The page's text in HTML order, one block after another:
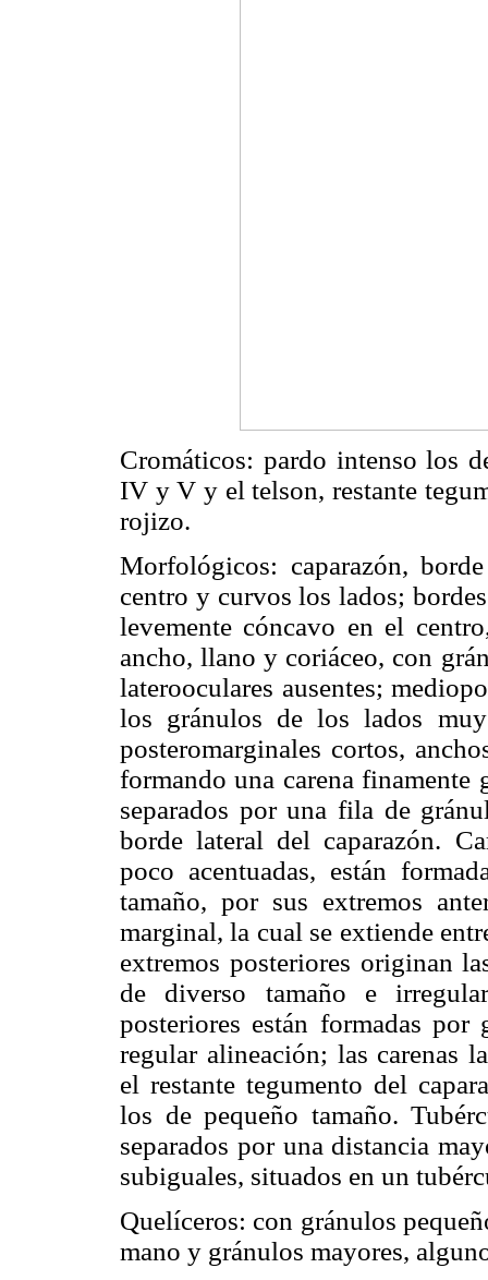
Cromáticos: pardo intenso los
IV y V y el telson, restante
rojizo.
Morfológicos: caparazón,
centro y curvos los lados;
levemente cóncavo en el
ancho, llano y coriáceo, con
laterooculares ausentes;
los gránulos de los lados
posteromarginales cortos,
formando una carena finamente
separados por una fila de
borde lateral del caparazón.
poco acentuadas, están
tamaño, por sus extremos
marginal, la cual se extiende
extremos posteriores originan
de diverso tamaño e
posteriores están formadas
regular alineación; las carenas
el restante tegumento del
los de pequeño tamaño.
separados por una distancia
subiguales, situados en un
Quelíceros: con gránulos
mano y gránulos mayores,